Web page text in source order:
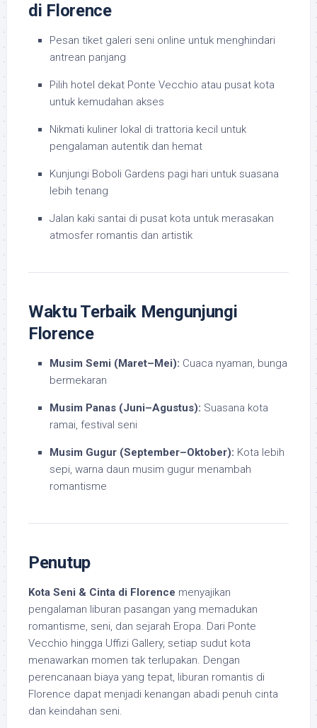
di Florence
Pesan tiket galeri seni online untuk menghindari
antrean panjang
Pilih hotel dekat Ponte Vecchio atau pusat kota
untuk kemudahan akses
Nikmati kuliner lokal di trattoria kecil untuk
pengalaman autentik dan hemat
Kunjungi Boboli Gardens pagi hari untuk suasana
lebih tenang
Jalan kaki santai di pusat kota untuk merasakan
atmosfer romantis dan artistik
Waktu Terbaik Mengunjungi
Florence
Musim Semi (Maret–Mei): Cuaca nyaman, bunga
bermekaran
Musim Panas (Juni–Agustus): Suasana kota
ramai, festival seni
Musim Gugur (September–Oktober): Kota lebih
sepi, warna daun musim gugur menambah
romantisme
Penutup
Kota Seni & Cinta di Florence menyajikan
pengalaman liburan pasangan yang memadukan
romantisme, seni, dan sejarah Eropa. Dari Ponte
Vecchio hingga Uffizi Gallery, setiap sudut kota
menawarkan momen tak terlupakan. Dengan
perencanaan biaya yang tepat, liburan romantis di
Florence dapat menjadi kenangan abadi penuh cinta
dan keindahan seni.